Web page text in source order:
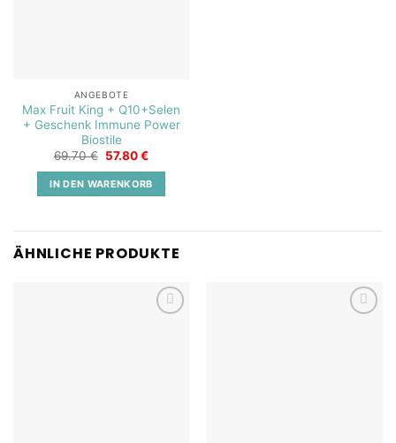
ANGEBOTE
Max Fruit King + Q10+Selen
+ Geschenk Immune Power
Biostile
69.70€ Ursprünglicher
war:
69.70 €
57.80€Aktueller
ist:
57.80 €.
IN DEN WARENKORB
ÄHNLICHE PRODUKTE